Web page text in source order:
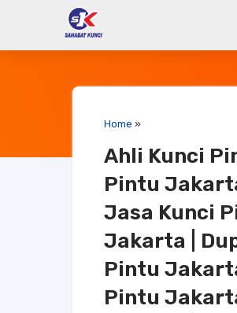
Home »
Ahli Kunci
Pintu
Jasa Kunci
Jakarta |
Pintu
Pintu